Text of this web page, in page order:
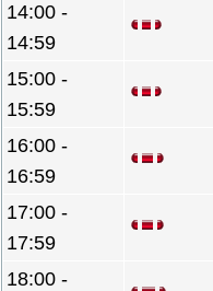
14:00 -
14:59
15:00 -
15:59
16:00 -
16:59
17:00 -
17:59
18:00 -